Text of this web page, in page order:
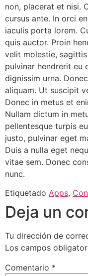
non, placerat et nisi.
cursus ante. In orci
iaculis porta lorem.
quis auctor. Proin
velit molestie,
pulvinar hendrerit eu
dignissim urna.
aliquam. Ut suscipit
Donec in metus et
Nullam dictum in
pellentesque turpis
justo, pulvinar eget
Duis a nulla eget
vitae sem. Donec
nunc.
Etiquetado Apps,
Deja un
Tu dirección de
Los campos
Comentario *